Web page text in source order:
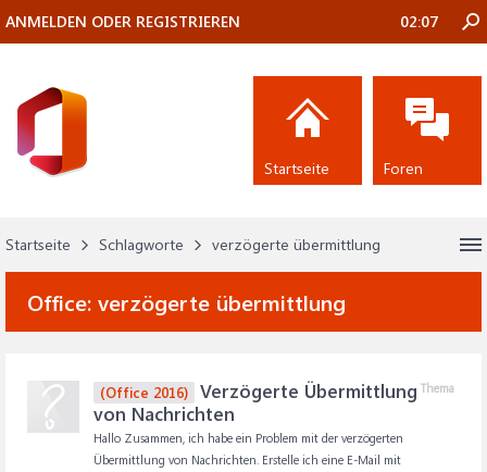
Startseite Schlagworte verzögerte übermittlung
Office: verzögerte übermittlung
Thema
(Office 2016)
Verzögerte Übermittlung
von Nachrichten
Hallo Zusammen, ich habe ein Problem mit der verzögerten
Übermittlung von Nachrichten. Erstelle ich eine E-Mail mit
ANMELDEN ODER REGISTRIEREN 02:07
Startseite Foren